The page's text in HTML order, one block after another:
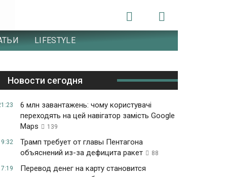
LIFESTYLE
Новости сегодня
6 млн завантажень: чому користувачі
переходять на цей навігатор замість Google
Maps
139
Трамп требует от главы Пентагона
объяснений из-за дефицита ракет
88
Перевод денег на карту становится